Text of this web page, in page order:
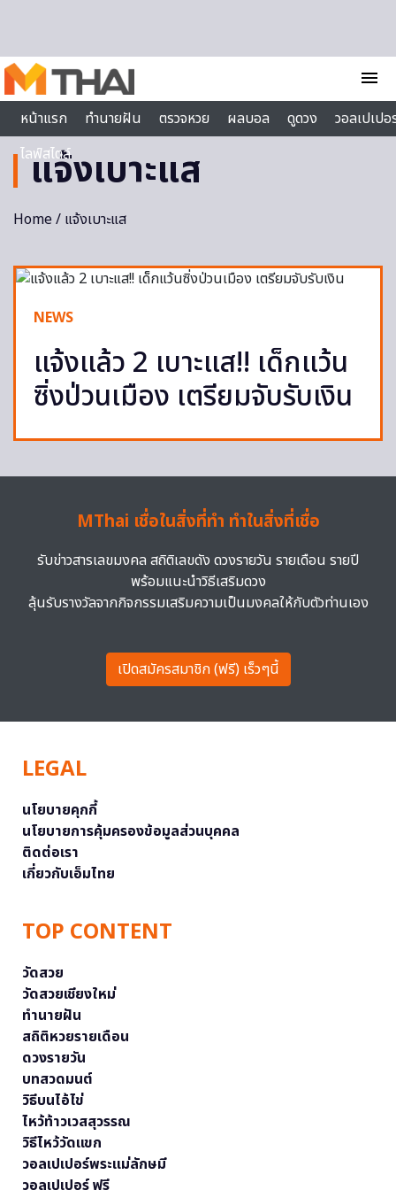
menu
หน้าแรก
ทำนายฝัน ตรวจหวย ผลบอล ดูดวง
วอลเปเป
ไลฟ์สไตล์
แจ้งเบาะแส
Home/ แจ้งเบาะแส
NEWS
แจ้งแล้ว 2 เบาะแส!! เด็กแว้น
ซิ่งป่วนเมือง เตรียมจับรับเงิน
MThai เชื่อในสิ่งที่ทำ ทำในสิ่งที่เชื่อ
รับข่าวสารเลขมงคล สถิติเลขดัง ดวงรายวัน รายเดือน รายปี
พร้อมแนะนำวิธีเสริมดวง
ลุ้นรับรางวัลจากกิจกรรมเสริมความเป็นมงคลให้กับตัวท่านเอง
เปิดสมัครสมาชิก (ฟรี) เร็วๆนี้
LEGAL
นโยบายคุกกี้
นโยบายการคุ้มครองข้อมูลส่วนบุคคล
ติดต่อเรา
เกี่ยวกับเอ็มไทย
TOP CONTENT
วัดสวย
วัดสวยเชียงใหม่
ทำนายฝัน
สถิติหวยรายเดือน
ดวงรายวัน
บทสวดมนต์
วิธีบนไอ้ไข่
ไหว้ท้าวเวสสุวรรณ
วิธีไหว้วัดแขก
วอลเปเปอร์พระแม่ลักษมี
วอลเปเปอร์ ฟรี